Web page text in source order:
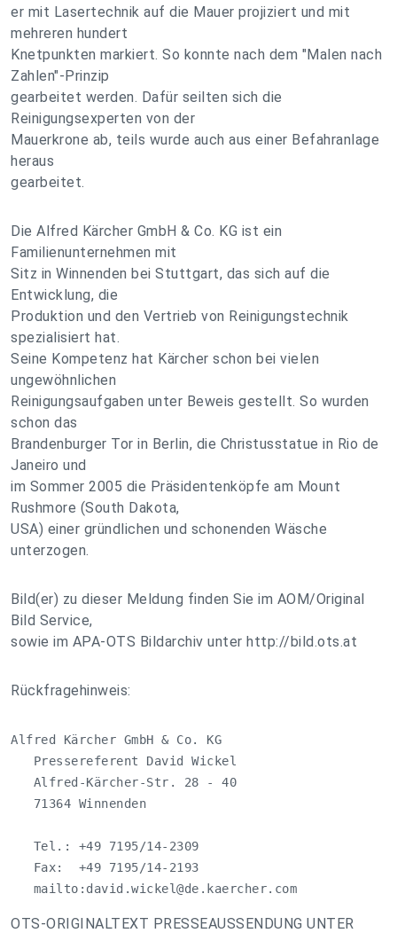
er mit Lasertechnik auf die Mauer projiziert und mit
mehreren hundert
Knetpunkten markiert. So konnte nach dem "Malen nach
Zahlen"-Prinzip
gearbeitet werden. Dafür seilten sich die
Reinigungsexperten von der
Mauerkrone ab, teils wurde auch aus einer Befahranlage
heraus
gearbeitet.
Die Alfred Kärcher GmbH & Co. KG ist ein
Familienunternehmen mit
Sitz in Winnenden bei Stuttgart, das sich auf die
Entwicklung, die
Produktion und den Vertrieb von Reinigungstechnik
spezialisiert hat.
Seine Kompetenz hat Kärcher schon bei vielen
ungewöhnlichen
Reinigungsaufgaben unter Beweis gestellt. So wurden
schon das
Brandenburger Tor in Berlin, die Christusstatue in Rio de
Janeiro und
im Sommer 2005 die Präsidentenköpfe am Mount
Rushmore (South Dakota,
USA) einer gründlichen und schonenden Wäsche
unterzogen.
Bild(er) zu dieser Meldung finden Sie im AOM/Original
Bild Service,
sowie im APA-OTS Bildarchiv unter http://bild.ots.at
Rückfragehinweis:
Alfred Kärcher GmbH & Co. KG
   Pressereferent David Wickel
   Alfred-Kärcher-Str. 28 - 40
   71364 Winnenden
   Tel.: +49 7195/14-2309
   Fax:  +49 7195/14-2193
   mailto:
david.wickel@de.kaercher.com
OTS-ORIGINALTEXT PRESSEAUSSENDUNG UNTER